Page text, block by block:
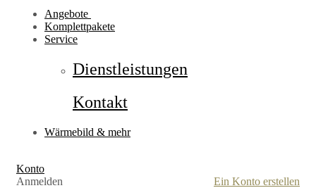
Angebote
Komplettpakete
Service
Dienstleistungen
Kontakt
Wärmebild & mehr
Konto
Anmelden
Ein Konto erstellen